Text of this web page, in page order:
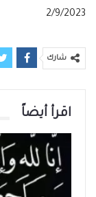
2/9/2023
شارك
اقرأ أيضاً